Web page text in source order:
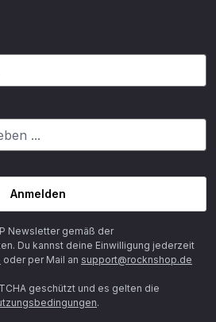
Anmelden
Newsletter gemäß der
Du kannst deine Einwilligung jederzeit
oder per Mail an support@rocknshop.de
geschützt und es gelten die
.